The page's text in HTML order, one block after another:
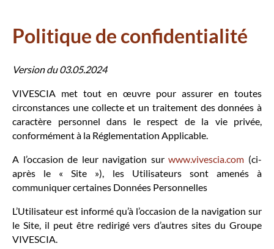
Politique de confidentialité
Version du 03.05.2024
VIVESCIA met tout en œuvre pour assurer en toutes
circonstances une collecte et un traitement des données à
caractère personnel dans le respect de la vie privée,
conformément à la Réglementation Applicable.
A l’occasion de leur navigation surwww.vivescia.com (ci-
après le « Site »), les Utilisateurs sont amenés à
communiquer certaines Données Personnelles
L’Utilisateur est informé qu’à l’occasion de la navigation sur
le Site, il peut être redirigé vers d’autres sites du Groupe
VIVESCIA.